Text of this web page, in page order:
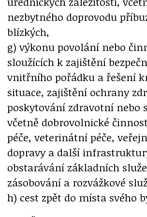
nezbytného doprovodu
blízkých,
g) výkonu povolání nebo
sloužících k zajištění
vnitřního pořádku a řešení
situace, zajištění ochrany
poskytování zdravotní nebo
včetně dobrovolnické
péče, veterinátní péče,
dopravy a další
obstarávání základních
zásobování a rozvážkové
h) cest zpět do místa svého